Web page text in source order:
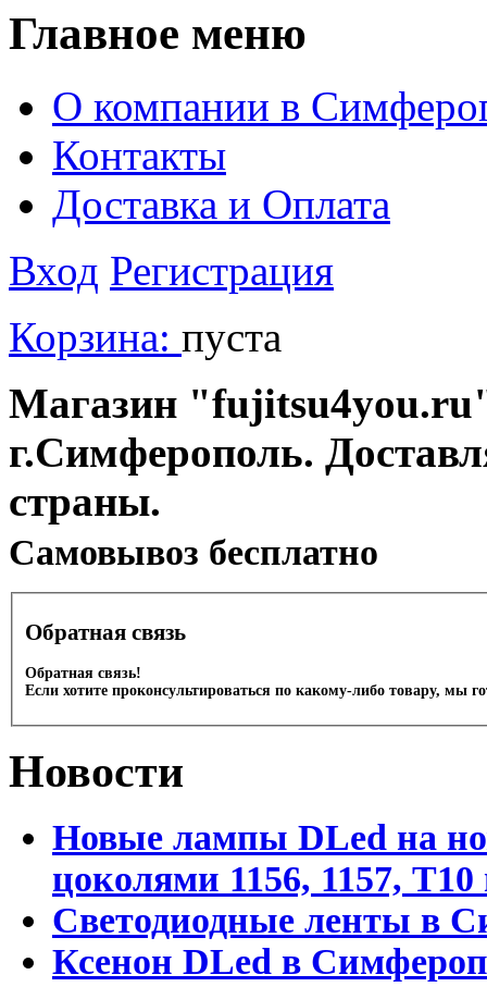
Главное меню
О компании в
Контакты
Доставка и Оплата
Вход Регистрация
Корзина: пуста
Магазин
г.Симферополь.
страны.
Cамовывоз бесплатно
Обратная связь
Обратная связь!
Если хотите проконсультироваться по какому-либо товару, мы
Новости
Новые лампы DLed на
цоколями 1156, 1157,
Светодиодные ленты в
Ксенон DLed в